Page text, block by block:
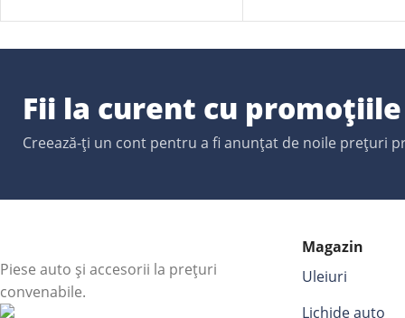
Fii la curent cu
Creează-ți un cont pentru a fi anunțat de noile prețuri
Piese auto și accesorii la prețuri
convenabile.
Magazin
Uleiuri
Lichide auto